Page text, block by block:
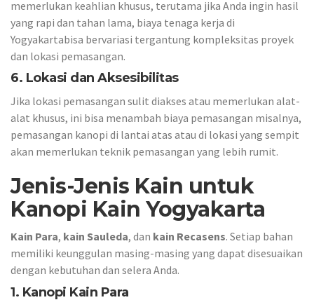
memerlukan keahlian khusus, terutama jika Anda ingin hasil
yang rapi dan tahan lama, biaya tenaga kerja di
Yogyakartabisa bervariasi tergantung kompleksitas proyek
dan lokasi pemasangan.
6. Lokasi dan Aksesibilitas
Jika lokasi pemasangan sulit diakses atau memerlukan alat-
alat khusus, ini bisa menambah biaya pemasangan misalnya,
pemasangan kanopi di lantai atas atau di lokasi yang sempit
akan memerlukan teknik pemasangan yang lebih rumit.
Jenis-Jenis Kain untuk
Kanopi Kain Yogyakarta
Kain Para, kain Sauleda, dan kain Recasens. Setiap bahan
memiliki keunggulan masing-masing yang dapat disesuaikan
dengan kebutuhan dan selera Anda.
1. Kanopi Kain Para